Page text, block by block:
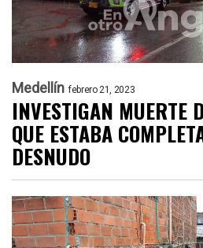
Medellín febrero 21, 2023
INVESTIGAN MUERTE
QUE ESTABA
DESNUDO